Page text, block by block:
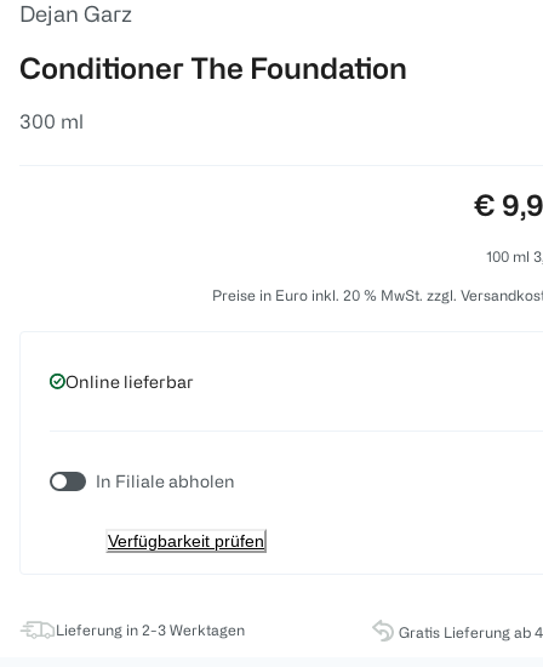
Dejan Garz
Conditioner The Foundation
300 ml
€
100 ml
Preise in Euro inkl. 20 % MwSt. zzgl.
Online lieferbar
In Filiale abholen
Verfügbarkeit prüfen
Lieferung in 2-3 Werktagen Gratis Lieferung ab